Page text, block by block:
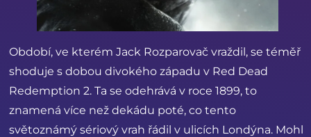
Období, ve kterém Jack Rozparovač vraždil, se téměř
shoduje s dobou divokého západu v Red Dead
Redemption 2. Ta se odehrává v roce 1899, to
znamená více než dekádu poté, co tento
světoznámý sériový vrah řádil v ulicích Londýna. Mohl